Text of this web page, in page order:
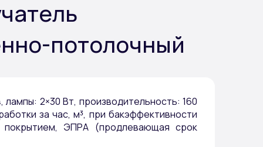
потолочный
2×30 Вт, производительность: 160
за час, м³, при бакэффективности
покрытием, ЭПРА (продлевающая срок